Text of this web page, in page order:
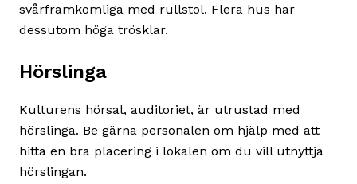
svårframkomliga med rullstol. Flera hus har
dessutom höga trösklar.
Hörslinga
Kulturens hörsal, auditoriet, är utrustad med
hörslinga. Be gärna personalen om hjälp med att
hitta en bra placering i lokalen om du vill utnyttja
hörslingan.